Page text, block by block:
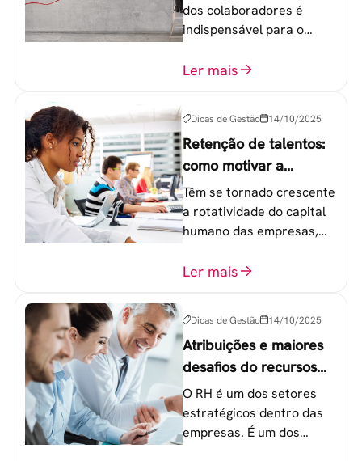
dos colaboradores é
indispensável para o
equipe de trabalho. 6
Ler mais
Dicas de Gestão 14/10/2025
Retenção de talentos:
como motivar a
geração Y nas
empresas?
Têm se tornado crescente
a rotatividade do capital
humano das empresas,
colaboradores na faixa de
Ler mais
Dicas de Gestão 14/10/2025
Atribuições e maiores
desafios do recursos
humanos em uma
empresa
O RH é um dos setores
estratégicos dentro das
empresas. É um dos